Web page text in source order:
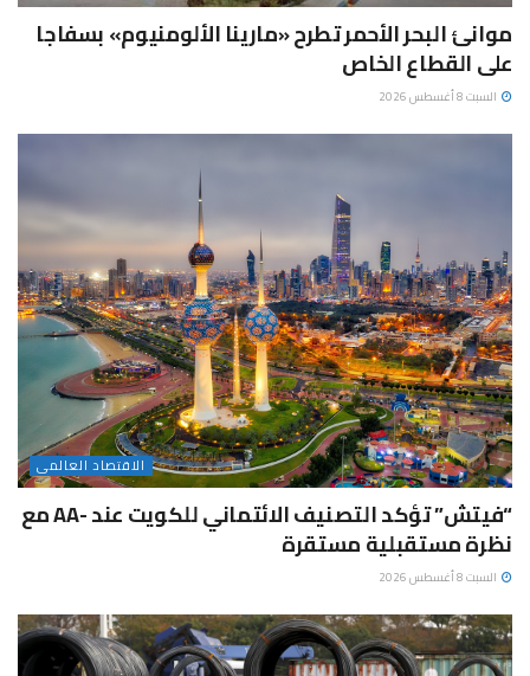
موانئ البحر الأحمر تطرح «مارينا الألومنيوم» بسفاجا
على القطاع الخاص
السبت 8 أغسطس 2026
الاقتصاد العالمى
“فيتش” تؤكد التصنيف الائتماني للكويت عند -AA مع
نظرة مستقبلية مستقرة
السبت 8 أغسطس 2026